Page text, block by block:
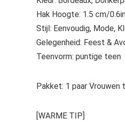
Hak Hoogte: 1.5 cm/
Stijl: Eenvoudig, Mode,
Gelegenheid: Feest &
Teenvorm: puntige teen
Pakket: 1 paar Vrouwen
[WARME TIP]